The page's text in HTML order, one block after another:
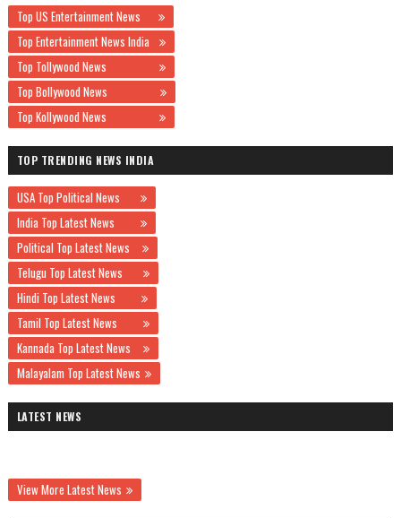
Top US Entertainment News
Top Entertainment News India
Top Tollywood News
Top Bollywood News
Top Kollywood News
TOP TRENDING NEWS INDIA
USA Top Political News
India Top Latest News
Political Top Latest News
Telugu Top Latest News
Hindi Top Latest News
Tamil Top Latest News
Kannada Top Latest News
Malayalam Top Latest News
LATEST NEWS
View More Latest News